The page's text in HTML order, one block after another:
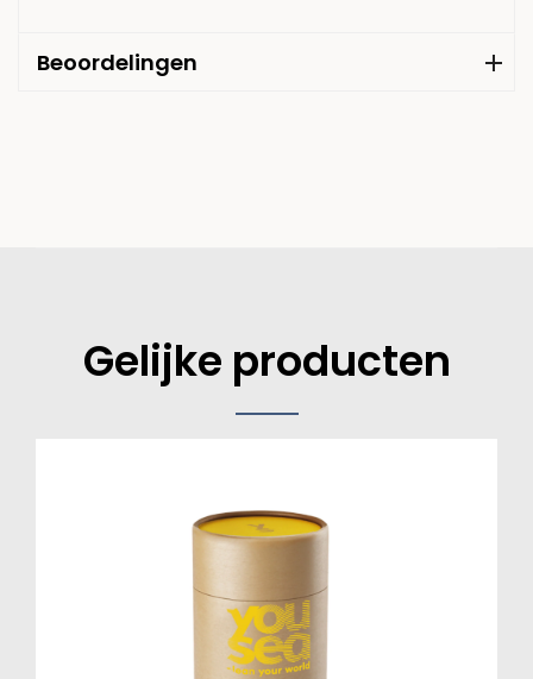
Beoordelingen
Gelijke producten